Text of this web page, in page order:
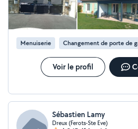
Menuiserie Changement de porte de
Voir le profil
Sébastien Lamy
Dreux (Ferots-Ste Eve)